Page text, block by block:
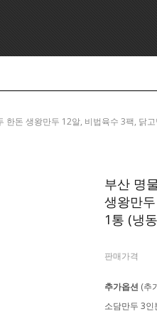
돈 생왕만두 12알, 비법육수 3팩, 닭
부산 명
생왕만
1통 (냉
판매가격
추가옵션 (추
소담만두 3인